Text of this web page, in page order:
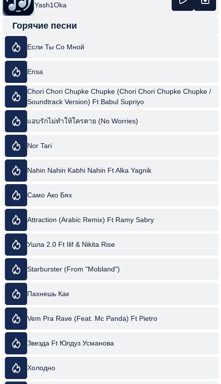
Yash1Oka
Горячие песни
Если Ты Со Мной
Ensa
Chori Chori Chupke Chupke (Chori Chori Chupke Chupke /
Soundtrack Version) Ft Babul Supriyo
แอบรักไม่ทำให้ใครตาย (No Worries)
Nor Tari
Nahin Nahin Kabhi Nahin Ft Alka Yagnik
Само Ако Бях
Attraction (Arabic Remix) Ft Ramy Sabry
Ушла 2.0 Ft Ilif & Nikita Rise
Starburster (From "Mobland")
Пахнешь Как
Vem Pra Rave (Feat. Mc Panda) Ft Pietro
Звезда Ft Юлдуз Усманова
Холодно